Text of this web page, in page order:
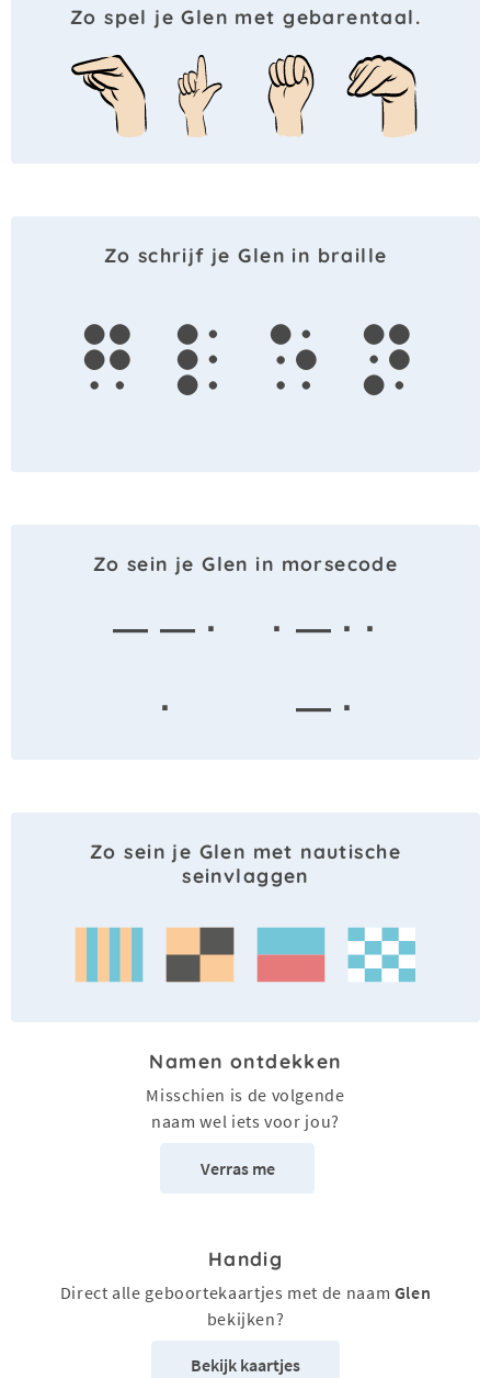
Zo spel je Glen met gebarentaal.
Zo schrijf je Glen in braille
g l e n
Zo sein je Glen in morsecode
— — ·
· — · ·
·
— ·
Zo sein je Glen met nautische
seinvlaggen
Namen ontdekken
Misschien is de volgende
naam wel iets voor jou?
Verras me
Handig
Direct alle geboortekaartjes met de naam Glen
bekijken?
Bekijk kaartjes